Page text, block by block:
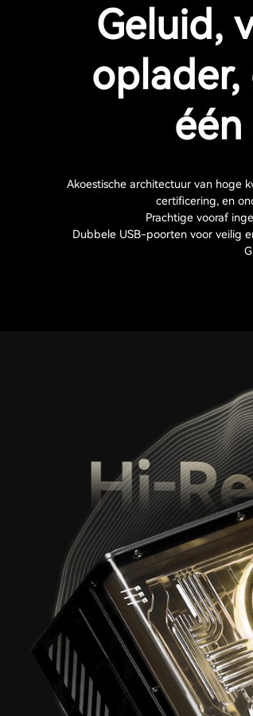
Geluid,
Akoestische architectuur van hoge
certificering, en
Prachtige vooraf
Dubbele USB-poorten voor veilig